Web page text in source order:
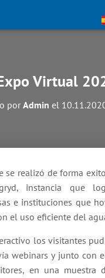
Virtual
porAdmin el
se realizó de forma
instancia que
e instituciones que
el uso eficiente del
los visitantes
webinars y junto con
en una muestra